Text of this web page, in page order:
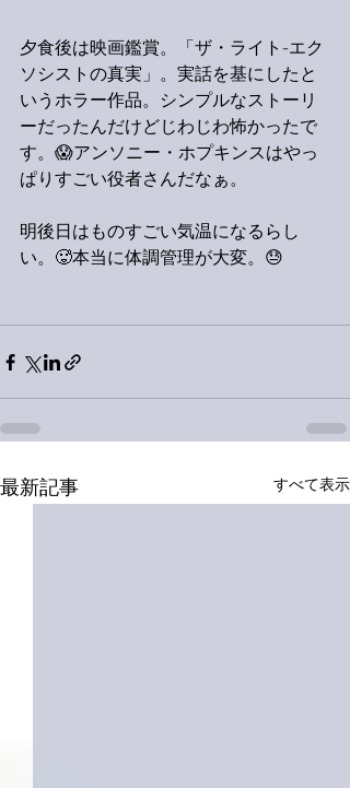
夕食後は映画鑑賞。「ザ・ライト-エク
ソシストの真実」。実話を基にしたと
いうホラー作品。シンプルなストーリ
ーだったんだけどじわじわ怖かったで
す。😱アンソニー・ホプキンスはやっ
ぱりすごい役者さんだなぁ。
明後日はものすごい気温になるらし
い。🥵本当に体調管理が大変。😓
最新記事 すべて表示